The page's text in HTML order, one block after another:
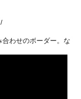
わせのボーダー。な